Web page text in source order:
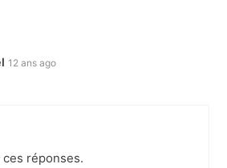
12 ans ago
réponses.